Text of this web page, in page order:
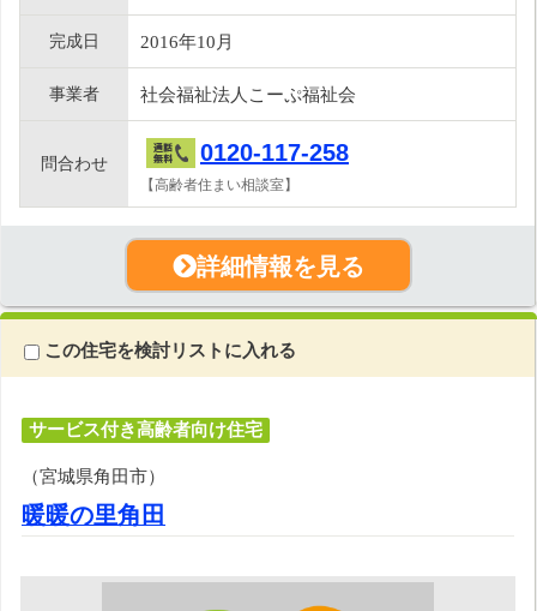
完成日 2016年10月
事業者 社会福祉法人こーぷ福祉会
問合わせ 0120-117-258
【高齢者住まい相談室】
詳細情報を見る
この住宅を検討リストに入れる
サービス付き高齢者向け住宅
（宮城県角田市）
暖暖の里角田